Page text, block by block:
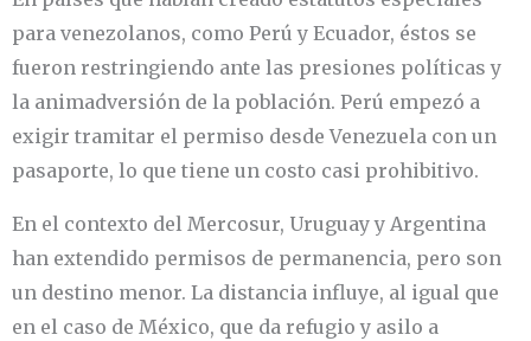
para venezolanos, como Perú y Ecuador, éstos se
fueron restringiendo ante las presiones políticas y
la animadversión de la población. Perú empezó a
exigir tramitar el permiso desde Venezuela con un
pasaporte, lo que tiene un costo casi prohibitivo.
En el contexto del Mercosur, Uruguay y Argentina
han extendido permisos de permanencia, pero son
un destino menor. La distancia influye, al igual que
en el caso de México, que da refugio y asilo a